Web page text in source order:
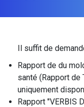
Il suffit de
Rapport de du
santé (Rapport
uniquement
Rapport "VERBIS